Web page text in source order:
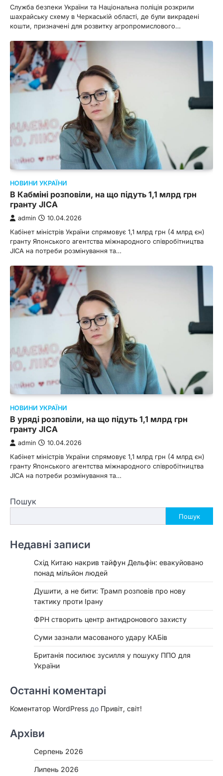
Служба безпеки України та Національна поліція розкрили
шахрайську схему в Черкаській області, де були викрадені
кошти, призначені для розвитку агропромислового…
НОВИНИ УКРАЇНИ
В Кабміні розповіли, на що підуть 1,1 млрд грн
гранту JICA
admin 10.04.2026
Кабінет міністрів України спрямовує 1,1 млрд грн (4 млрд єн)
гранту Японського агентства міжнародного співробітництва
JICA на потреби розмінування та…
НОВИНИ УКРАЇНИ
В уряді розповіли, на що підуть 1,1 млрд грн
гранту JICA
admin 10.04.2026
Кабінет міністрів України спрямовує 1,1 млрд грн (4 млрд єн)
гранту Японського агентства міжнародного співробітництва
JICA на потреби розмінування та…
Пошук
Пошук
Недавні записи
Схід Китаю накрив тайфун Дельфін: евакуйовано
понад мільйон людей
Душити, а не бити: Трамп розповів про нову
тактику проти Ірану
ФРН створить центр антидронового захисту
Суми зазнали масованого удару КАБів
Британія посилює зусилля у пошуку ППО для
України
Останні коментарі
Коментатор WordPress до Привіт, світ!
Архіви
Серпень 2026
Липень 2026